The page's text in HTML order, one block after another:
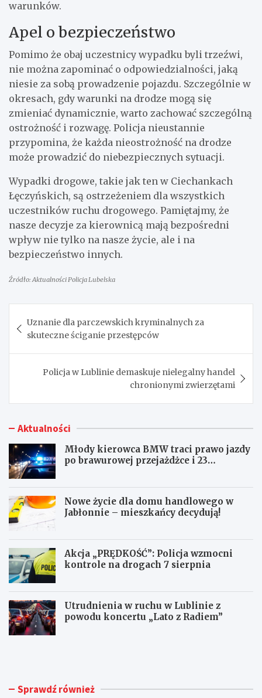
warunków.
Apel o bezpieczeństwo
Pomimo że obaj uczestnicy wypadku byli trzeźwi,
nie można zapominać o odpowiedzialności, jaką
niesie za sobą prowadzenie pojazdu. Szczególnie w
okresach, gdy warunki na drodze mogą się
zmieniać dynamicznie, warto zachować szczególną
ostrożność i rozwagę. Policja nieustannie
przypomina, że każda nieostrożność na drodze
może prowadzić do niebezpiecznych sytuacji.
Wypadki drogowe, takie jak ten w Ciechankach
Łęczyńskich, są ostrzeżeniem dla wszystkich
uczestników ruchu drogowego. Pamiętajmy, że
nasze decyzje za kierownicą mają bezpośredni
wpływ nie tylko na nasze życie, ale i na
bezpieczeństwo innych.
Źródło: Aktualności Policja Lubelska
wpisu
Uznanie dla parczewskich kryminalnych za
skuteczne ściganie przestępców
Policja w Lublinie demaskuje nielegalny handel
chronionymi zwierzętami
Aktualności
Młody kierowca BMW traci prawo jazdy
po brawurowej przejażdżce i 23
Nowe życie dla domu handlowego w
Jabłonnie – mieszkańcy decydują!
Akcja „PRĘDKOŚĆ”: Policja wzmocni
kontrole na drogach 7 sierpnia
Utrudnienia w ruchu w Lublinie z
powodu koncertu „Lato z Radiem”
M
k
N
y Sprawdź również